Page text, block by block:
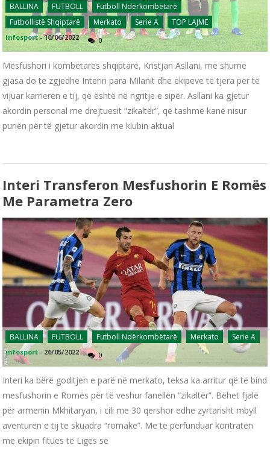
BALLINA FUTBOLL
Futboll Ndërkombëtarë
Futbollistë Shqiptarë
Merkato Serie A TOP LAJME
infosport -10/06/2022 0
Mesfushori i kombëtares shqiptare, Kristjan Asllani, me shumë
gjasa do të zgjedhë Interin para Milanit dhe ekipeve të tjera për të
vijuar karrierën e tij, që është në ngritje e sipër. Asllani ka gjetur
akordin personal me drejtuesit “zikaltër”, që tashmë kanë nisur
punën për të gjetur akordin me klubin aktual
Interi Transferon Mesfushorin E Romës
Me Parametra Zero
BALLINA FUTBOLL Futboll Ndërkombëtarë Merkato Serie A
infosport - 26/05/2022 0
Interi ka bërë goditjen e parë në merkato, teksa ka arritur që të bind
mesfushorin e Romës për të veshur fanellën “zikaltër”. Bëhet fjalë
për armenin Mkhitaryan, i cili me 30 qershor edhe zyrtarisht mbyll
aventurën e tij te skuadra “romake”. Me të përfunduar kontratën
me ekipin fitues të Ligës së